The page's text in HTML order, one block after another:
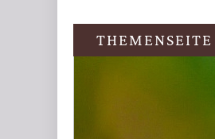
Artikel-
THEMENSEITE